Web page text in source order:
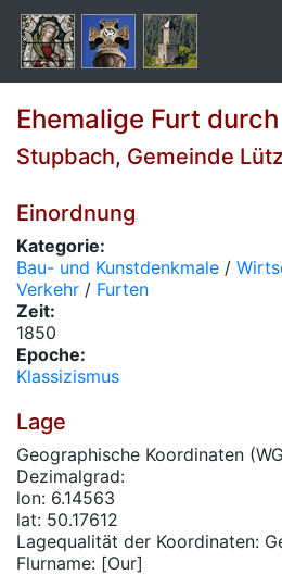
Ehemalige Furt
Stupbach, Gemeinde
Einordnung
Kategorie:
Bau- und Kunstdenkmale /
Verkehr / Furten
Zeit:
1850
Epoche:
Klassizismus
Lage
Geographische Koordinaten
Dezimalgrad:
lon: 6.14563
lat: 50.17612
Lagequalität der Koordinaten:
Flurname: [Our]